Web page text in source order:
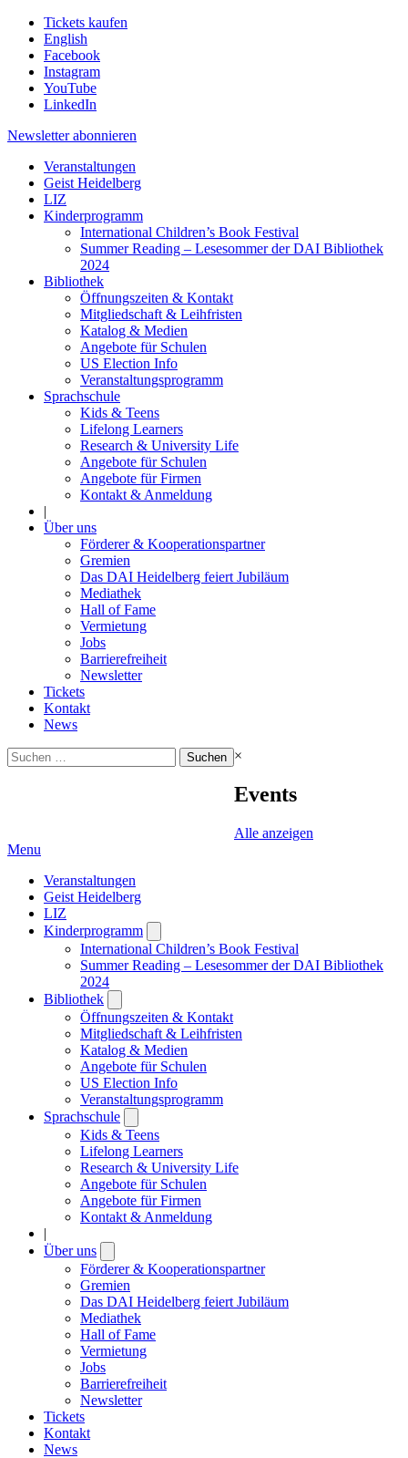
Tickets kaufen
English
Facebook
Instagram
YouTube
LinkedIn
Newsletter abonnieren
Veranstaltungen
Geist Heidelberg
LIZ
Kinderprogramm
International Children’s Book Festival
Summer Reading – Lesesommer der DAI Bibliothek
2024
Bibliothek
Öffnungszeiten & Kontakt
Mitgliedschaft & Leihfristen
Katalog & Medien
Angebote für Schulen
US Election Info
Veranstaltungsprogramm
Sprachschule
Kids & Teens
Lifelong Learners
Research & University Life
Angebote für Schulen
Angebote für Firmen
Kontakt & Anmeldung
|
Über uns
Förderer & Kooperationspartner
Gremien
Das DAI Heidelberg feiert Jubiläum
Mediathek
Hall of Fame
Vermietung
Jobs
Barrierefreiheit
Newsletter
Tickets
Kontakt
News
Suchen
nach:
×
Events
Alle anzeigen
Menu
Veranstaltungen
Geist Heidelberg
LIZ
Kinderprogramm
submenu
International Children’s Book Festival
Summer Reading – Lesesommer der DAI Bibliothek
2024
Bibliothek
submenu
Öffnungszeiten & Kontakt
Mitgliedschaft & Leihfristen
Katalog & Medien
Angebote für Schulen
US Election Info
Veranstaltungsprogramm
Sprachschule
submenu
Kids & Teens
Lifelong Learners
Research & University Life
Angebote für Schulen
Angebote für Firmen
Kontakt & Anmeldung
|
Über uns
submenu
Förderer & Kooperationspartner
Gremien
Das DAI Heidelberg feiert Jubiläum
Mediathek
Hall of Fame
Vermietung
Jobs
Barrierefreiheit
Newsletter
Tickets
Kontakt
News